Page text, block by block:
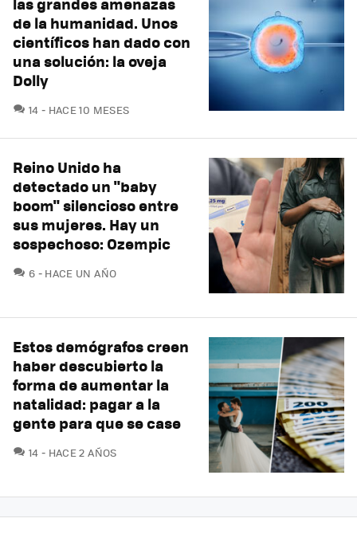
de la humanidad. Unos
científicos han dado con
una solución: la oveja
Dolly
14 COMENTARIOS
HACE 10 MESES
Reino Unido ha
detectado un "baby
boom" silencioso entre
sus mujeres. Hay un
sospechoso: Ozempic
6 COMENTARIOS
HACE UN AÑO
Estos demógrafos creen
haber descubierto la
forma de aumentar la
natalidad: pagar a la
gente para que se case
14 COMENTARIOS
HACE 2 AÑOS